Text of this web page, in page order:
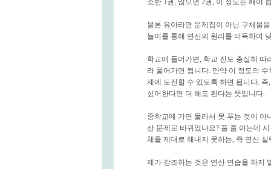
소한 1권, 많으면 2권, 이 정도는 해야
물론 유아라면 문제집이 아닌 구체물
놀이를 통해 연산의 원리를 터득하여
학교에 들어가면, 학교 진도 충실히
라 풀어가면 됩니다. 만약 이 정도의
제에 도전할 수 있도록 하면 됩니다.
싶어한다면 더 해도 된다는 뜻입니다.
중학교에 가면 몰라서 못 푸는 것이 아
산 문제로 바뀌었나요? 풀 줄 아는데
체를 제대로 해내지 못하는, 즉 연산
제가 강조하는 것은 연산 연습을 하지